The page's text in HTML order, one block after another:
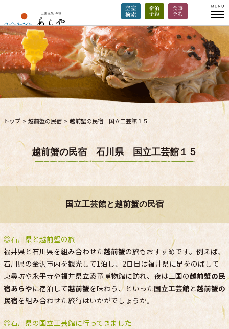
トップ >越前蟹の民宿 > 越前蟹の民宿 国立工芸館１５
越前蟹の民宿 石川県 国立工芸館１５
国立工芸館と越前蟹の民宿
◎石川県と越前蟹の旅
福井県と石川県を組み合わせた越前蟹の旅もおすすめです。例えば、
石川県の金沢市内を観光して1泊し、2日目は福井県に足をのばして
東尋坊や永平寺や福井県立恐竜博物館に訪れ、夜は三国の越前蟹の民
宿あらやに宿泊して越前蟹を味わう、といった国立工芸館と越前蟹の
民宿を組み合わせた旅行はいかがでしょうか。
◎石川県の国立工芸館に行ってきました